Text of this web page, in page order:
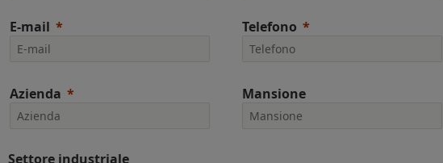
E-mail Telefono
Azienda Mansione
Settore industriale